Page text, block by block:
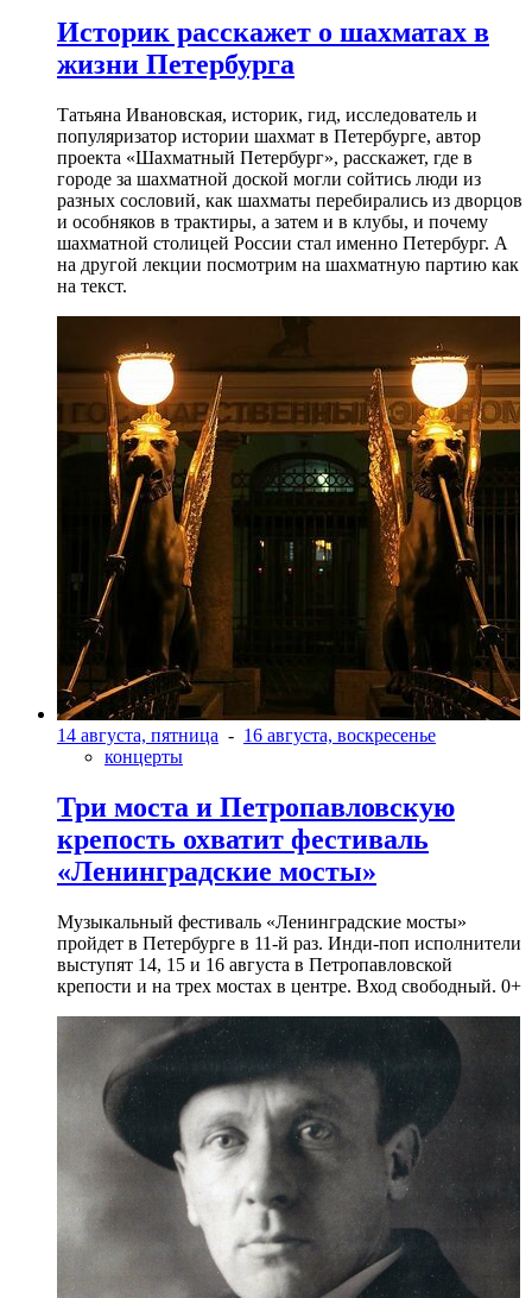
Историк расскажет о шахматах в
жизни Петербурга
Татьяна Ивановская, историк, гид, исследователь и
популяризатор истории шахмат в Петербурге, автор
проекта «Шахматный Петербург», расскажет, где в
городе за шахматной доской могли сойтись люди из
разных сословий, как шахматы перебирались из дворцов
и особняков в трактиры, а затем и в клубы, и почему
шахматной столицей России стал именно Петербург. А
на другой лекции посмотрим на шахматную партию как
на текст.
14 августа, пятница - 16 августа, воскресенье
концерты
Три моста и Петропавловскую
крепость охватит фестиваль
«Ленинградские мосты»
Музыкальный фестиваль «Ленинградские мосты»
пройдет в Петербурге в 11-й раз. Инди-поп исполнители
выступят 14, 15 и 16 августа в Петропавловской
крепости и на трех мостах в центре. Вход свободный. 0+